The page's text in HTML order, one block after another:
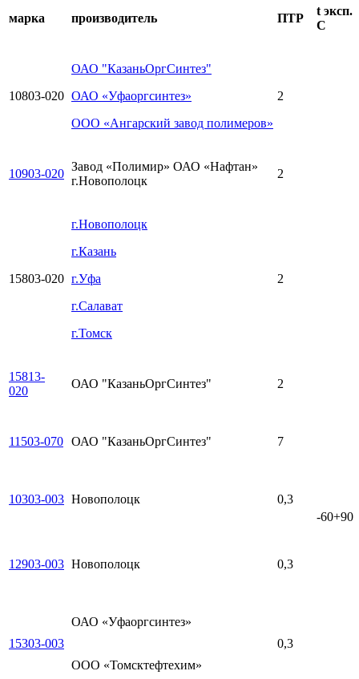
марка производитель ПТР
t эксп.
С
10803-020
ОАО "КазаньОргСинтез"
ОАО «Уфаоргсинтез»
ООО «Ангарский завод полимеров»
2
-60+90
10903-020
Завод «Полимир» ОАО «Нафтан»
г.Новополоцк
2
15803-020
г.Новополоцк
г.Казань
г.Уфа
г.Салават
г.Томск
2
15813-
020
ОАО "КазаньОргСинтез" 2
11503-070 ОАО "КазаньОргСинтез" 7
10303-003 Новополоцк 0,3
12903-003 Новополоцк 0,3
15303-003
ОАО «Уфаоргсинтез»
0,3
ООО «Томсктефтехим»